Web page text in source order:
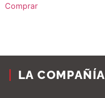
Comprar
LA COMPAÑÍA